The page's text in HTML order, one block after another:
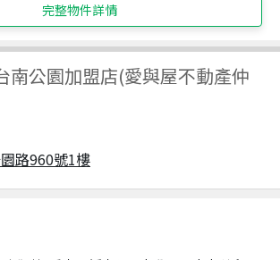
完整物件詳情
南公園加盟店(愛與屋不動產仲
路960號1樓